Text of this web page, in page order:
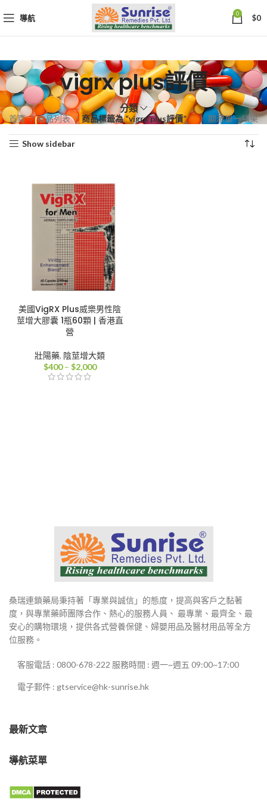
導航 0 $0
vigrx plus評價
分類
首頁 商品列表 商品標籤為 “vigrx plus評價” 顯示單一結果
Show sidebar
美國VigRX Plus威樂男性陰
莖增大膠囊 1瓶60顆 | 香港直
營
壯陽藥, 陰莖增大類
$400 – $2,000價
桑瑞連鎖藥局秉持著「專業與誠信」的態度，提高與客戶之黏著
度，與專業藥師團隊合作、熱心的服務人員、 最專業、最齊全、最
安心的購物環境，提供各式營養保健、婦嬰用品及醫材用品等全方
位服務。
客服電話 : 0800-678-222 服務時間 : 週一~週五 09:00~17:00
電子郵件 : gtservice@hk-sunrise.hk
最新文章
導航菜單